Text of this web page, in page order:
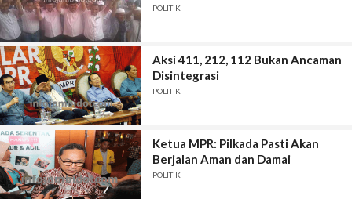
POLITIK
Aksi 411, 212, 112 Bukan Ancaman
Disintegrasi
POLITIK
Ketua MPR: Pilkada Pasti Akan
Berjalan Aman dan Damai
POLITIK